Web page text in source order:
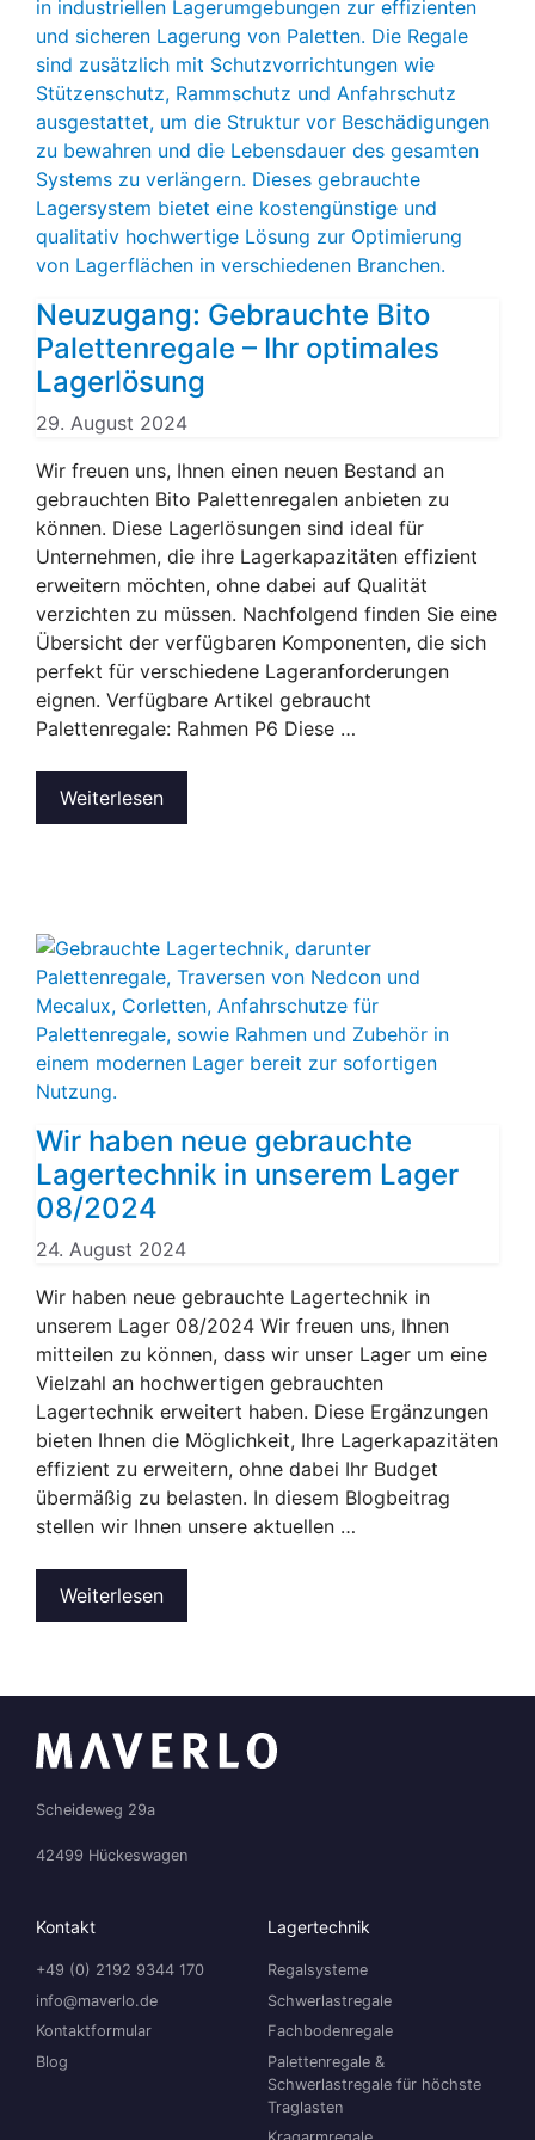
Neuzugang: Gebrauchte Bito
Palettenregale – Ihr optimales
Lagerlösung
29. August 2024
Wir freuen uns, Ihnen einen neuen Bestand an
gebrauchten Bito Palettenregalen anbieten zu
können. Diese Lagerlösungen sind ideal für
Unternehmen, die ihre Lagerkapazitäten effizient
erweitern möchten, ohne dabei auf Qualität
verzichten zu müssen. Nachfolgend finden Sie eine
Übersicht der verfügbaren Komponenten, die sich
perfekt für verschiedene Lageranforderungen
eignen. Verfügbare Artikel gebraucht
Palettenregale: Rahmen P6 Diese …
Weiterlesen
Wir haben neue gebrauchte
Lagertechnik in unserem Lager
08/2024
24. August 2024
Wir haben neue gebrauchte Lagertechnik in
unserem Lager 08/2024 Wir freuen uns, Ihnen
mitteilen zu können, dass wir unser Lager um eine
Vielzahl an hochwertigen gebrauchten
Lagertechnik erweitert haben. Diese Ergänzungen
bieten Ihnen die Möglichkeit, Ihre Lagerkapazitäten
effizient zu erweitern, ohne dabei Ihr Budget
übermäßig zu belasten. In diesem Blogbeitrag
stellen wir Ihnen unsere aktuellen …
Weiterlesen
Scheideweg 29a
42499 Hückeswagen
Kontakt
+49 (0) 2192 9344 170
info@maverlo.de
Kontaktformular
Blog
Lagertechnik
Regalsysteme
Schwerlastregale
Fachbodenregale
Palettenregale &
Schwerlastregale für höchste
Traglasten